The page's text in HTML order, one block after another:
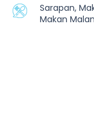
Sarapan,
Makan